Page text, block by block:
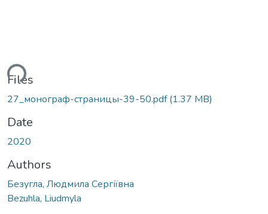
Files
27_монограф-страницы-39-50.pdf(1.37 MB)
Date
2020
Authors
Безугла, Людмила Сергіївна
Bezuhla, Liudmyla